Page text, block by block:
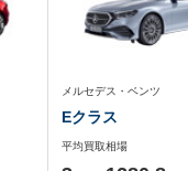
メルセデス・ベンツ
Eクラス
平均買取相場